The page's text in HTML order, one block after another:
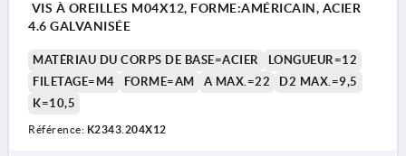
VIS À OREILLES M04X12, FORME:AMÉRICAIN, ACIER
4.6 GALVANISÉE
MATÉRIAU DU CORPS DE BASE=ACIER
LONGUEUR=12
FILETAGE=M4
FORME=AM A MAX.=22
D2 MAX.=9,5
K=10,5
Référence: K2343.204X12